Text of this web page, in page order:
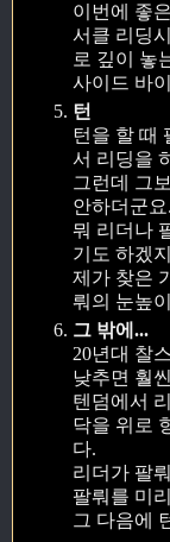
이번에 좋
서클 리딩
로 깊이 놓
사이드 바
턴
턴을 할 때
서 리딩을
그런데 그
안하더군요.
뭐 리더나
기도 하겠
제가 찾은
뤄의 눈높
그 밖에...
20년대 찰
낮추면 훨
텐덤에서
닥을 위로
다.
리더가 팔
팔뤄를 미
그 다음에